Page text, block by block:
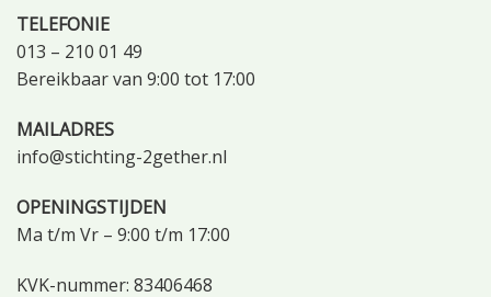
TELEFONIE
013 – 210 01 49
Bereikbaar van 9:00 tot 17:00
MAILADRES
info@stichting-2gether.nl
OPENINGSTIJDEN
Ma t/m Vr – 9:00 t/m 17:00
KVK-nummer: 83406468